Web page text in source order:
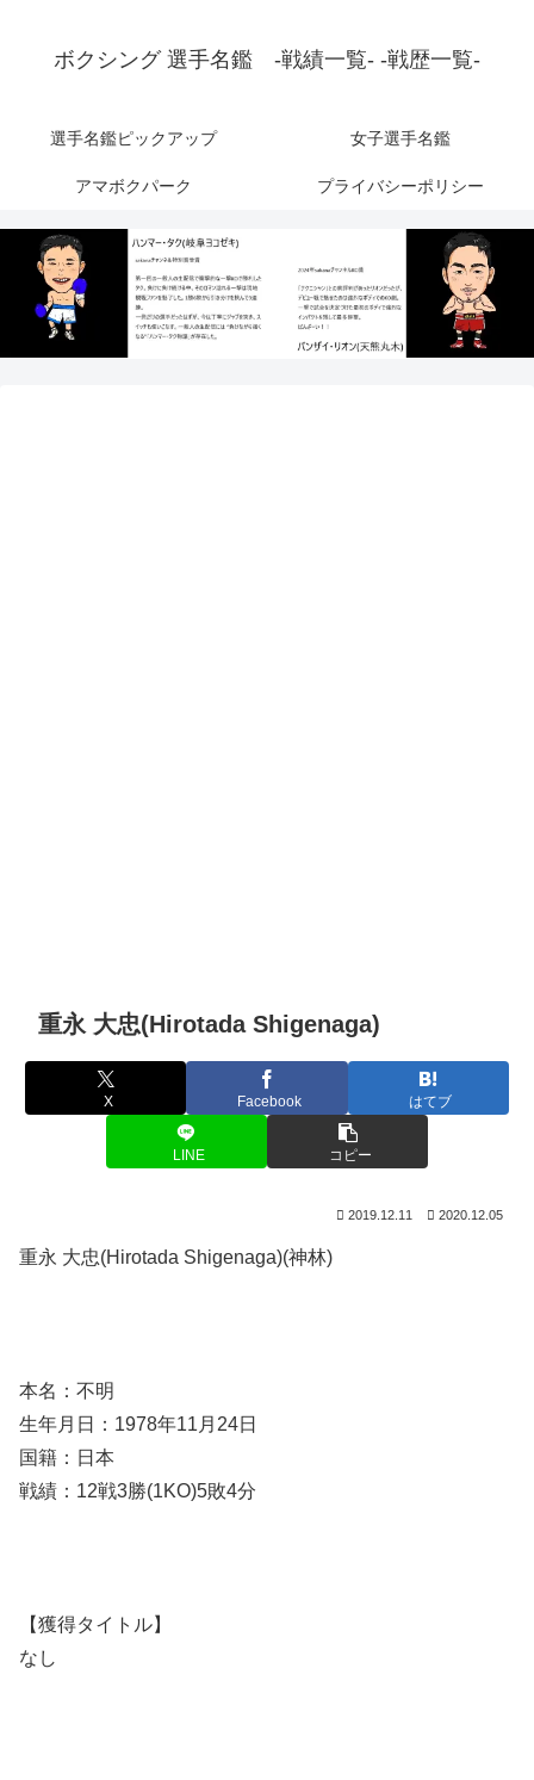
ボクシング 選手名鑑 -戦績一覧- -戦歴一覧-
選手名鑑ピックアップ 女子選手名鑑
アマボクパーク プライバシーポリシー
重永 大忠(Hirotada Shigenaga)
X Facebook はてブ
LINE コピー
2019.12.11 2020.12.05
重永 大忠(Hirotada Shigenaga)(神林)
本名：不明
生年月日：1978年11月24日
国籍：日本
戦績：12戦3勝(1KO)5敗4分
【獲得タイトル】
なし